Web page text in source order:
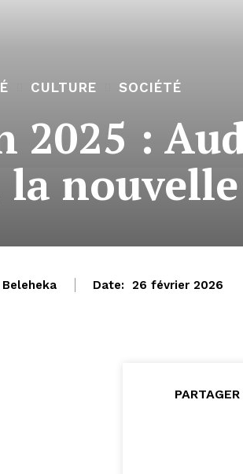
CULTURE SOCIÉTÉ
2025 :
Date: 26 février 2026